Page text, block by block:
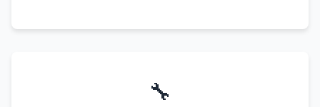
🔧